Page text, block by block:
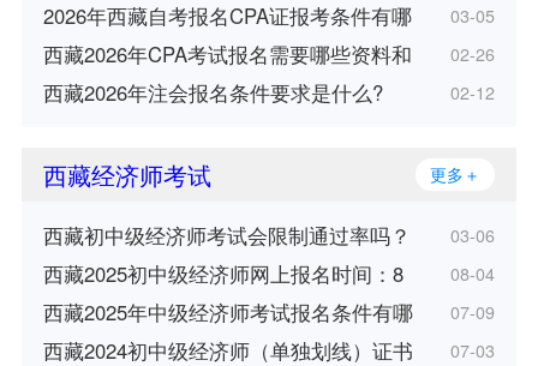
2026年西藏自考报名CPA证报考条件有哪 03-05
西藏2026年CPA考试报名需要哪些资料和 02-26
西藏2026年注会报名条件要求是什么? 02-12
西藏经济师考试 更多＋
西藏初中级经济师考试会限制通过率吗？ 03-06
西藏2025初中级经济师网上报名时间：8 08-04
西藏2025年中级经济师考试报名条件有哪 07-09
西藏2024初中级经济师（单独划线）证书 07-03